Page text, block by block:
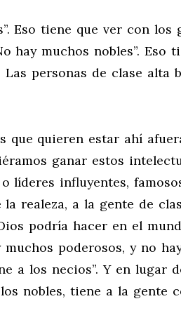
Eso tiene que ver con los
hay muchos nobles”. Eso
personas de clase alta
que quieren estar ahí
ganar estos
líderes influyentes,
realeza, a la gente de
podría hacer en el
poderosos, y no
a los necios”. Y en lugar
nobles, tiene a la gente